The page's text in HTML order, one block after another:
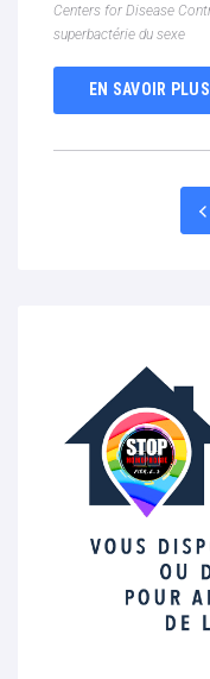
Centers for Disease
superbactérie du sexe
EN SAVOIR PLUS